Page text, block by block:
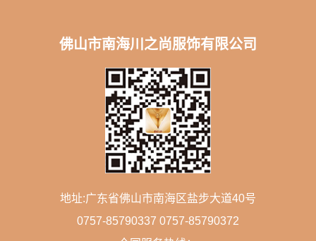
佛山市南海川之尚服饰有限公司
地址:广东省佛山市南海区盐步大道40号
0757-85790337 0757-85790372